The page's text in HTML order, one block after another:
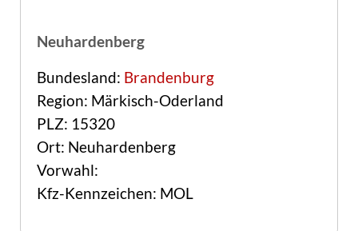
Neuhardenberg
Bundesland: Brandenburg
Region: Märkisch-Oderland
PLZ: 15320
Ort: Neuhardenberg
Vorwahl:
Kfz-Kennzeichen: MOL